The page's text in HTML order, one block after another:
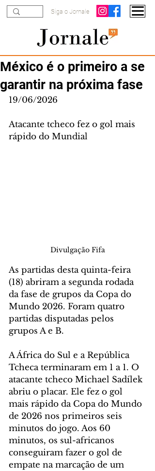
Siga o Jornale
México é o primeiro a se
garantir na próxima fase
19/06/2026
Atacante tcheco fez o gol mais
rápido do Mundial
Divulgação Fifa
As partidas desta quinta-feira
(18) abriram a segunda rodada
da fase de grupos da Copa do
Mundo 2026. Foram quatro
partidas disputadas pelos
grupos A e B.
A África do Sul e a República
Tcheca terminaram em 1 a 1. O
atacante tcheco Michael Sadílek
abriu o placar. Ele fez o gol
mais rápido da Copa do Mundo
de 2026 nos primeiros seis
minutos do jogo. Aos 60
minutos, os sul-africanos
conseguiram fazer o gol de
empate na marcação de um